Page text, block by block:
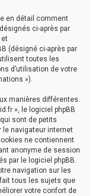
en détail comment
ci-après par
et
(désigné ci-après par
toutes les
d’utilisation de votre
»).
manières différentes.
», le logiciel phpBB
sont de petits
le navigateur internet
ne contiennent
anonyme de session
par le logiciel phpBB.
navigation sur les
tous les sujets que
votre confort de